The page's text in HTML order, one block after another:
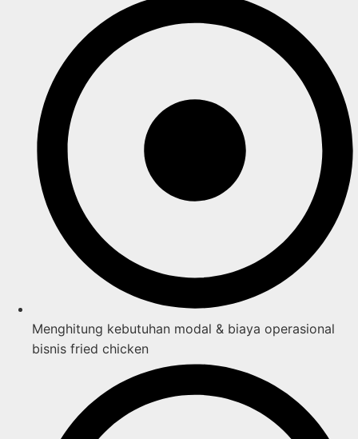
Menghitung kebutuhan modal & biaya operasional
bisnis fried chicken